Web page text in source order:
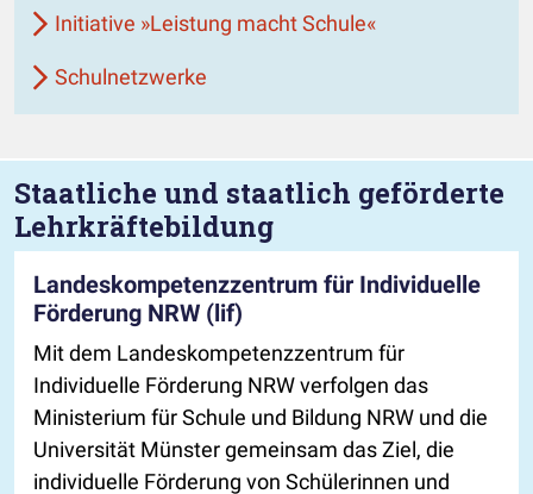
Initiative »Leistung macht Schule«
Schulnetzwerke
Staatliche und staatlich geförderte
Lehrkräftebildung
Landeskompetenzzentrum für Individuelle
Förderung NRW (lif)
Mit dem Landeskompetenzzentrum für
Individuelle Förderung NRW verfolgen das
Ministerium für Schule und Bildung NRW und die
Universität Münster gemeinsam das Ziel, die
individuelle Förderung von Schülerinnen und